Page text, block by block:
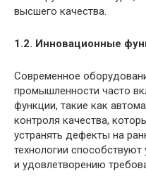
высшего качества.
1.2. Инновационные
Современное
промышленности часто
функции, такие как
контроля качества,
устранять дефекты на
технологии
и удовлетворению